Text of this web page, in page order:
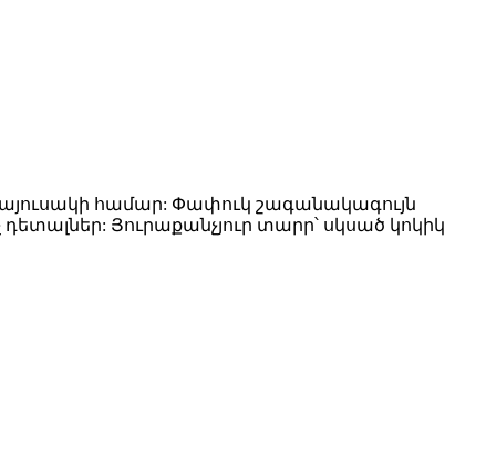
համար: Փափուկ շագանակագույն
Յուրաքանչյուր տարր՝ սկսած կոկիկ